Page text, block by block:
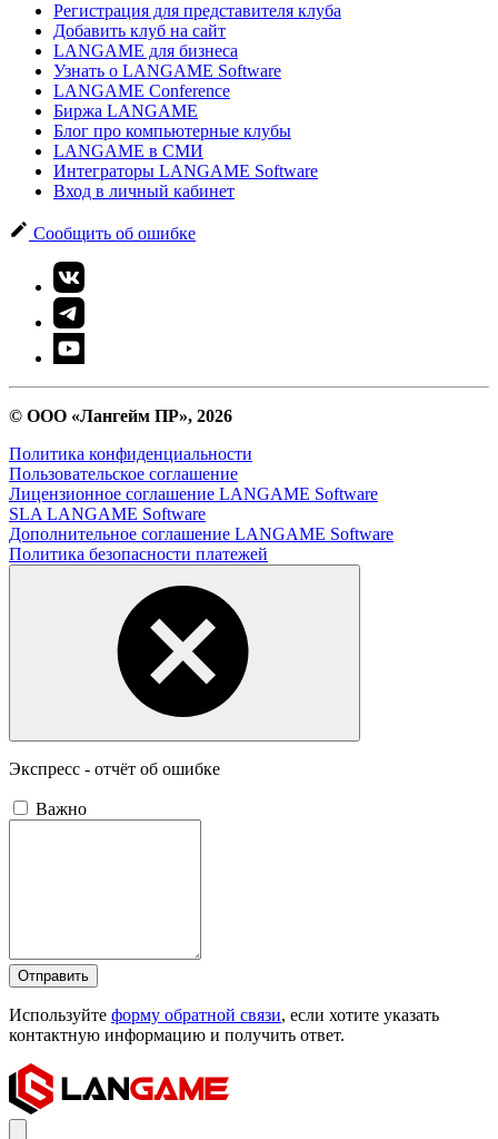
Регистрация для представителя клуба
Добавить клуб на сайт
LANGAME для бизнеса
Узнать о LANGAME Software
LANGAME Conference
Биржа LANGAME
Блог про компьютерные клубы
LANGAME в СМИ
Интеграторы LANGAME Software
Вход в личный кабинет
Сообщить об ошибке
© ООО «Лангейм ПР», 2026
Политика конфиденциальности
Пользовательское соглашение
Лицензионное соглашение LANGAME Software
SLA LANGAME Software
Дополнительное соглашение LANGAME Software
Политика безопасности платежей
Экспресс - отчёт об ошибке
Важно
Отправить
Используйте форму обратной связи, если хотите указать
контактную информацию и получить ответ.